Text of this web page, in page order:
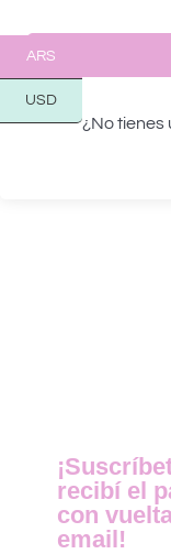
¿No tienes
recibí el
con
email!
ARS
USD